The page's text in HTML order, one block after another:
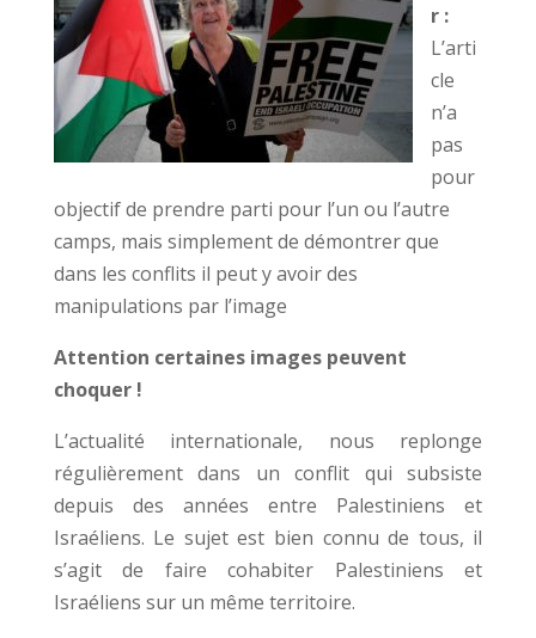
r :
L’arti
cle
n’a
pas
pour
objectif de prendre parti pour l’un ou l’autre
camps, mais simplement de démontrer que
dans les conflits il peut y avoir des
manipulations par l’image
Attention certaines images peuvent
choquer !
L’actualité internationale, nous replonge
régulièrement dans un conflit qui subsiste
depuis des années entre Palestiniens et
Israéliens. Le sujet est bien connu de tous, il
s’agit de faire cohabiter Palestiniens et
Israéliens sur un même territoire.